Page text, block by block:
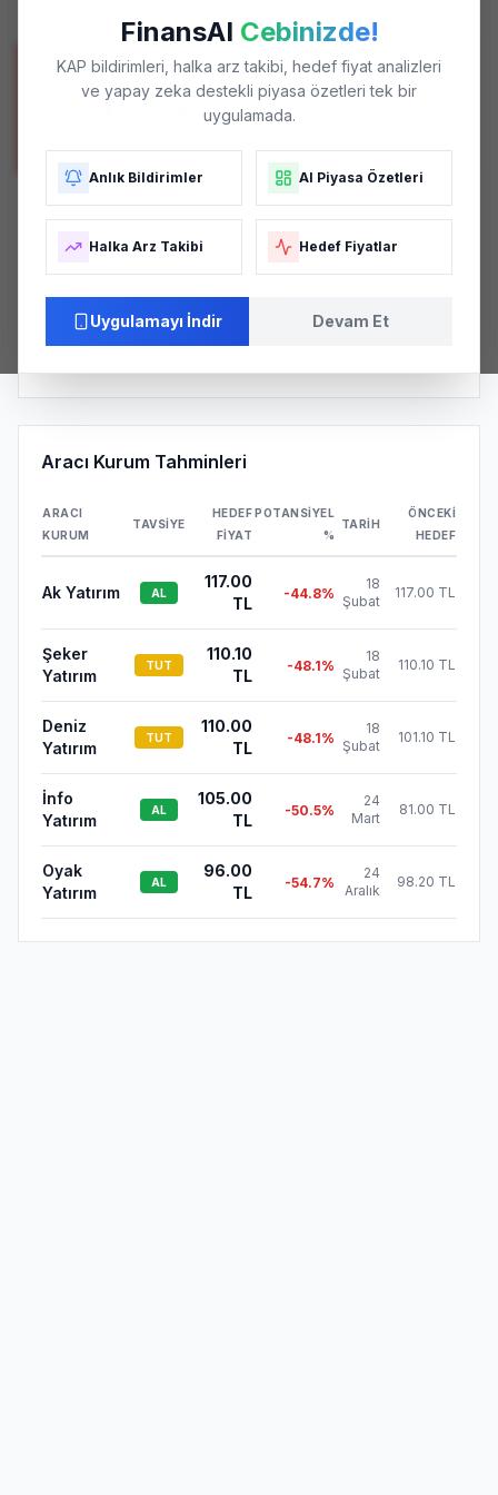
FinansAI Cebinizde!
KAP bildirimleri, halka arz takibi, hedef fiyat analizleri
ve yapay zeka destekli piyasa özetleri tek bir
uygulamada.
Anlık Bildirimler AI Piyasa Özetleri
Halka Arz Takibi Hedef Fiyatlar
Uygulamayı İndir Devam Et
POTANSIYEL GETIRI
%-49.24
Analist Tavsiye Dağılımı
AL (3)
Buy 4.2/ 5.0
Aracı Kurum Tahminleri
ARACI
KURUM
TAVSIYE
HEDEF
FIYAT
POTANSIYEL
%
TARIH
ÖNCEKI
HEDEF
Ak Yatırım AL
117.00
TL
-44.8%
18
Şubat
117.00 TL
Şeker
Yatırım
TUT
110.10
TL
-48.1%
18
Şubat
110.10 TL
Deniz
Yatırım
TUT
110.00
TL
-48.1%
18
Şubat
101.10 TL
İnfo
Yatırım
AL
105.00
TL
-50.5%
24
Mart
81.00 TL
Oyak
Yatırım
AL
96.00
TL
-54.7%
24
Aralık
98.20 TL